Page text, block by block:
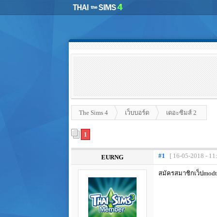
The Sims 4 เว็บบอร์ด เดอะซิมส์ 2
1
EURNG #1 [ 16-05-2018 -
สมัครสมาชิกเว็ป